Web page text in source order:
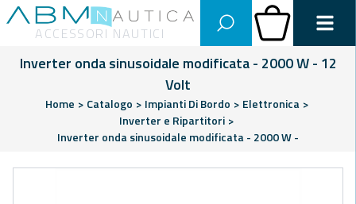
Abm Nautica
ACCESSORI NAUTICI
Carrello
Inverter onda sinusoidale modificata - 2000 W - 12
Volt
Home > Catalogo > Impianti Di Bordo > Elettronica >
Inverter e Ripartitori >
Inverter onda sinusoidale modificata - 2000 W -